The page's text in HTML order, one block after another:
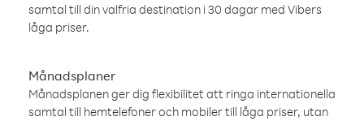
samtal till din valfria destination i 30 dagar med Vibers
låga priser.
Månadsplaner
Månadsplanen ger dig flexibilitet att ringa internationella
samtal till hemtelefoner och mobiler till låga priser, utan